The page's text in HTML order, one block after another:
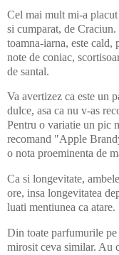
Cel mai mult mi-a
si cumparat, de
toamna-iarna, este cald,
note de coniac,
de santal.
Va avertizez ca este un
dulce, asa ca nu v-as
Pentru o variatie un pic
recomand "Apple
o nota proeminenta de
Ca si longevitate,
ore, insa longevitatea
luati mentiunea ca atare.
Din toate parfumurile pe
mirosit ceva similar. Au